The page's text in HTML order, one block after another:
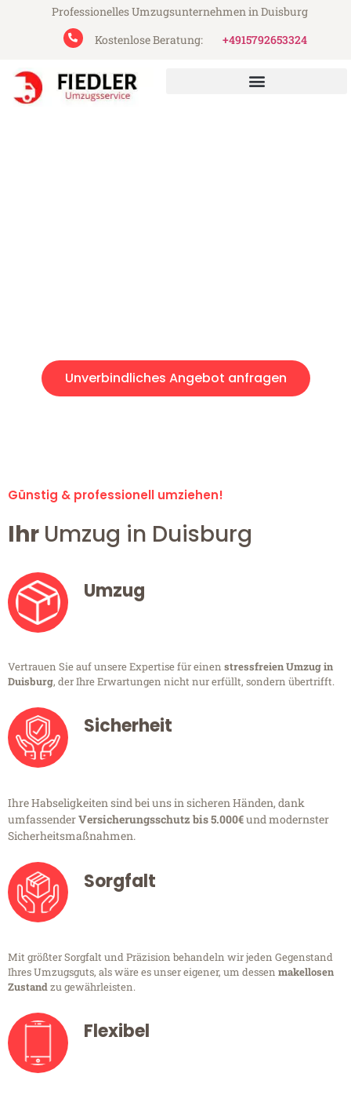
Professionelles Umzugsunternehmen in Duisburg
Kostenlose Beratung:
+4915792653324
Unverbindliches Angebot anfragen
Günstig & professionell umziehen!
Ihr Umzug in Duisburg
Umzug
Vertrauen Sie auf unsere Expertise für einen stressfreien Umzug in
Duisburg, der Ihre Erwartungen nicht nur erfüllt, sondern übertrifft.
Sicherheit
Ihre Habseligkeiten sind bei uns in sicheren Händen, dank
umfassenderVersicherungsschutz bis 5.000€und modernster
Sicherheitsmaßnahmen.
Sorgfalt
Mit größter Sorgfalt und Präzision behandeln wir jeden Gegenstand
Ihres Umzugsguts, als wäre es unser eigener, um dessen makellosen
Zustandzu gewährleisten.
Flexibel